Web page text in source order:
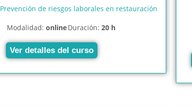
Prevención de riesgos laborales en restauración
Modalidad: onlineDuración: 20 h
Ver detalles del curso